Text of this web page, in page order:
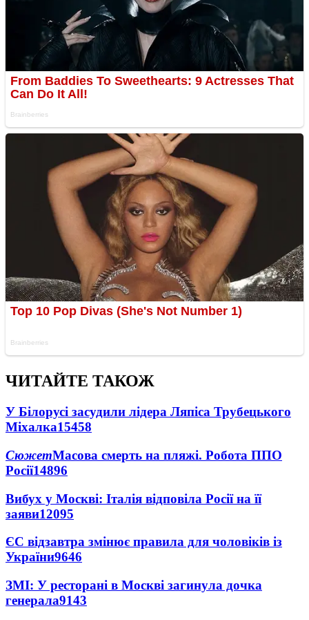
ЧИТАЙТЕ ТАКОЖ
У Білорусі засудили лідера Ляпіса Трубецького
Міхалка15458
СюжетМасова смерть на пляжі. Робота ППО
Росії14896
Вибух у Москві: Італія відповіла Росії на її
заяви12095
ЄС відзавтра змінює правила для чоловіків із
України9646
ЗМІ: У ресторані в Москві загинула дочка
генерала9143